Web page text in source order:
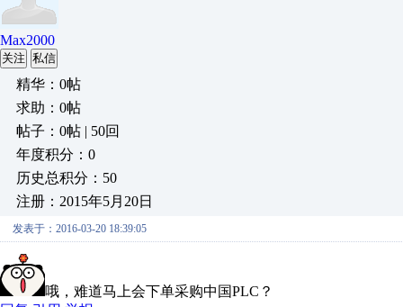
Max2000
关注 私信
精华：0帖
求助：0帖
帖子：0帖 | 50回
年度积分：0
历史总积分：50
注册：2015年5月20日
发表于：2016-03-20 18:39:05
哦，难道马上会下单采购中国PLC？